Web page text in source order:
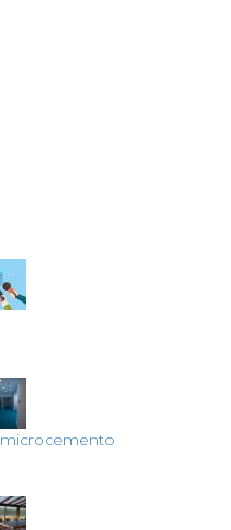
microcemento